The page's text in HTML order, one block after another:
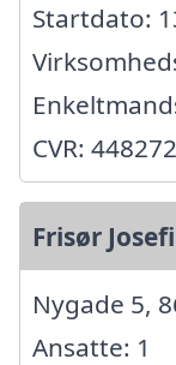
Startdato:
CVR:
Frisør
Nygade 5,
Ansatte: 1